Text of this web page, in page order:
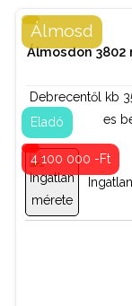
Álmosd
4 100 000 -Ft
Eladó
Álmosdon
Debrecentől kb
es
Telek /